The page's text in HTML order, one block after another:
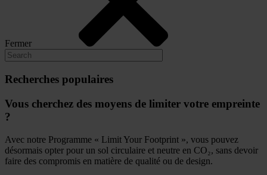
Fermer
Recherches populaires
Vous cherchez des moyens de limiter votre empreinte
?
Avec notre Programme « Limit Your Footprint », vous pouvez
désormais opter pour un sol circulaire et neutre en CO₂, sans devoir
faire des compromis en matière de qualité ou de design.